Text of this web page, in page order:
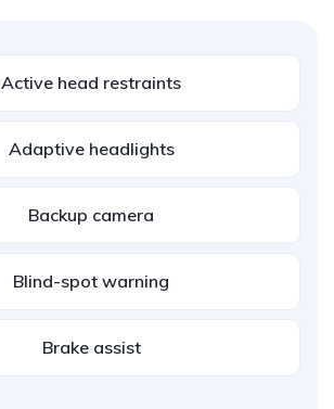
Active head restraints
Adaptive headlights
Backup camera
Blind-spot warning
Brake assist